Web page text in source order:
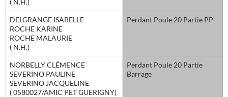
( N.H.)
DELGRANGE ISABELLE
ROCHE KARINE
ROCHE MALAURIE
( N.H.)
Perdant Poule 20 Partie PP
NORBELLY CLÉMENCE
SEVERINO PAULINE
SEVERINO JACQUELINE
( 0580027/AMIC PET GUERIGNY)
Perdant Poule 20 Partie
Barrage